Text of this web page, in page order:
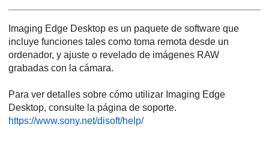
Imaging Edge Desktop es un paquete de software que
incluye funciones tales como toma remota desde un
ordenador, y ajuste o revelado de imágenes RAW
grabadas con la cámara.
Para ver detalles sobre cómo utilizar Imaging Edge
Desktop, consulte la página de soporte.
https://www.sony.net/disoft/help/